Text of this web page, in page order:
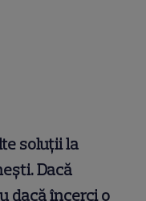
soluţii la
Dacă
dacă încerci o